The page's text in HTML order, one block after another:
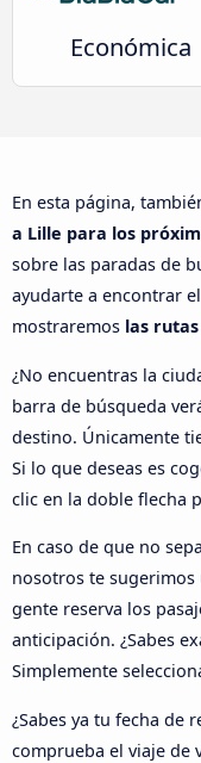
Económica
En esta página,
a Lille para los
sobre las paradas de
ayudarte a encontrar
mostraremos las
¿No encuentras la
barra de búsqueda
destino. Únicamente
Si lo que deseas es
clic en la doble flecha
En caso de que no
nosotros te sugerimos
gente reserva los
anticipación. ¿Sabes
Simplemente
¿Sabes ya tu fecha de
comprueba el viaje de